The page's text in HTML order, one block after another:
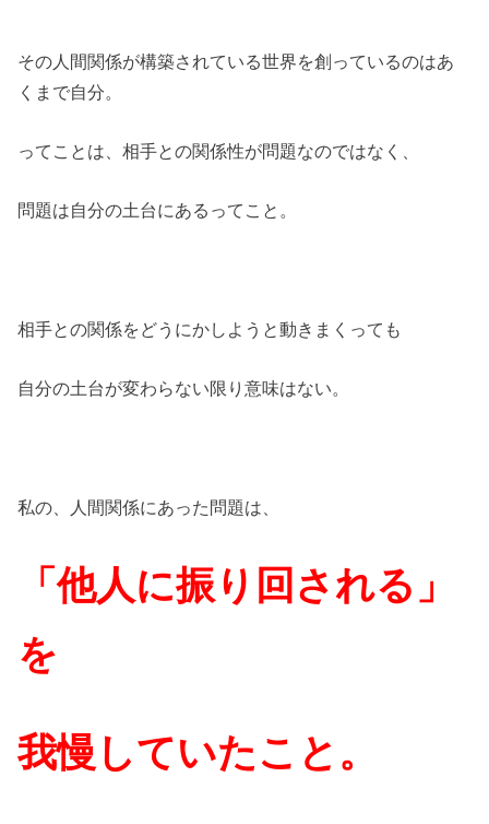
その人間関係が構築されている世界を創っているのはあ
くまで自分。
ってことは、相手との関係性が問題なのではなく、
問題は自分の土台にあるってこと。
相手との関係をどうにかしようと動きまくっても
自分の土台が変わらない限り意味はない。
私の、人間関係にあった問題は、
「他人に振り回される」
を
我慢していたこと。